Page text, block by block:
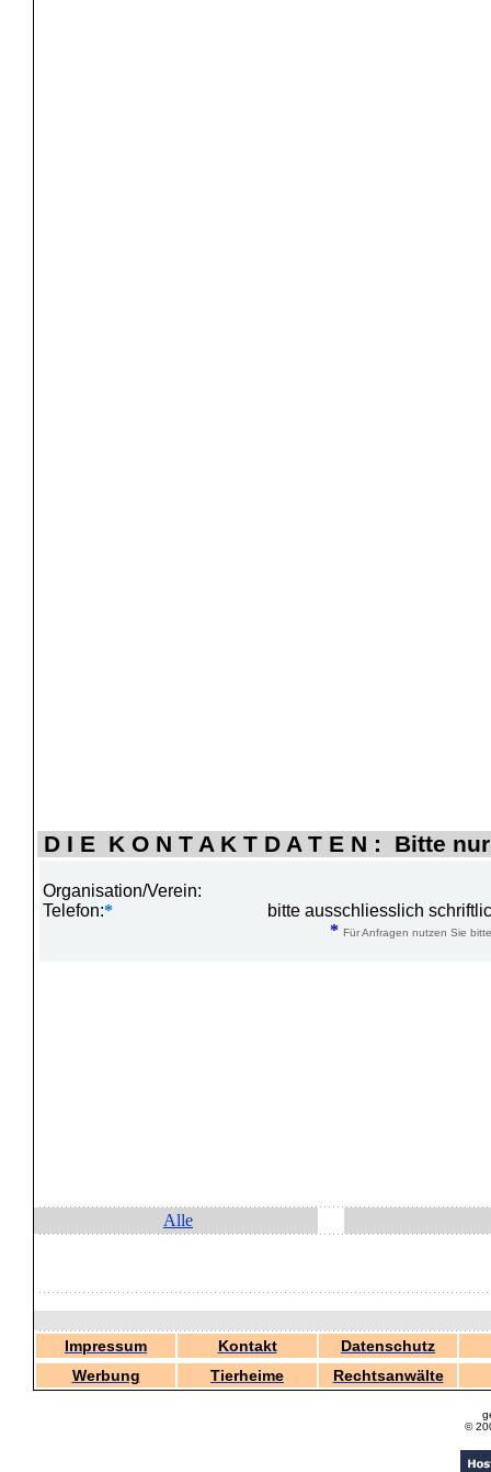
D I E K O N T A K T D A T E N : Bitte
Organisation/Verein:
Telefon:*
bitte ausschliesslich
* Für Anfragen nutzen Sie
Alle
Impressum Kontakt
Datenschutz
Werbung
Tierheime Rechtsanwälte
©